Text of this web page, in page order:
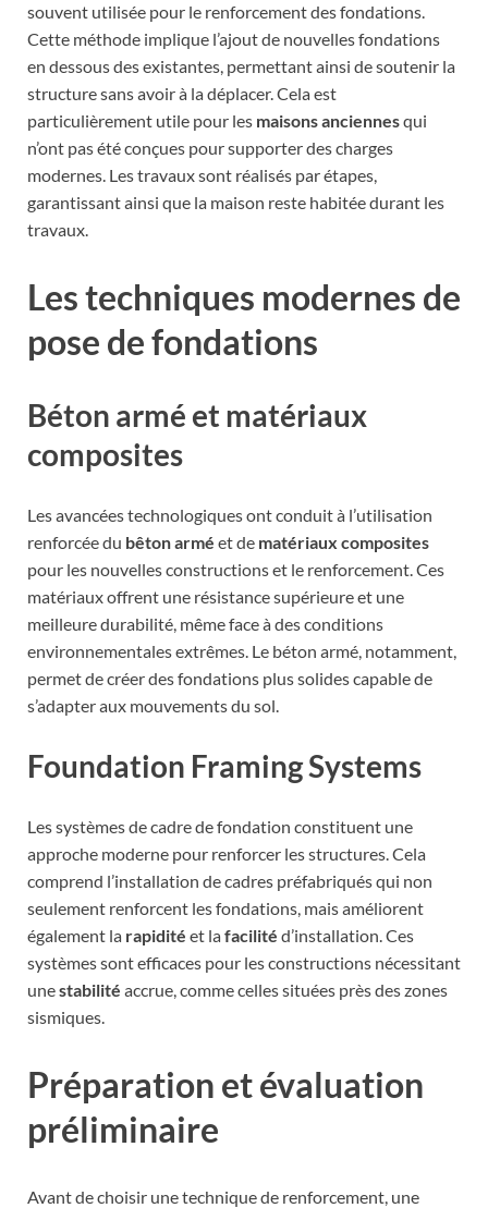
souvent utilisée pour le renforcement des fondations.
Cette méthode implique l’ajout de nouvelles fondations
en dessous des existantes, permettant ainsi de soutenir la
structure sans avoir à la déplacer. Cela est
particulièrement utile pour les maisons anciennesqui
n’ont pas été conçues pour supporter des charges
modernes. Les travaux sont réalisés par étapes,
garantissant ainsi que la maison reste habitée durant les
travaux.
Les techniques modernes de
pose de fondations
Béton armé et matériaux
composites
Les avancées technologiques ont conduit à l’utilisation
renforcée du bêton armé et de matériaux composites
pour les nouvelles constructions et le renforcement. Ces
matériaux offrent une résistance supérieure et une
meilleure durabilité, même face à des conditions
environnementales extrêmes. Le béton armé, notamment,
permet de créer des fondations plus solides capable de
s’adapter aux mouvements du sol.
Foundation Framing Systems
Les systèmes de cadre de fondation constituent une
approche moderne pour renforcer les structures. Cela
comprend l’installation de cadres préfabriqués qui non
seulement renforcent les fondations, mais améliorent
également la rapidité et lafacilité d’installation. Ces
systèmes sont efficaces pour les constructions nécessitant
unestabilité accrue, comme celles situées près des zones
sismiques.
Préparation et évaluation
préliminaire
Avant de choisir une technique de renforcement, une